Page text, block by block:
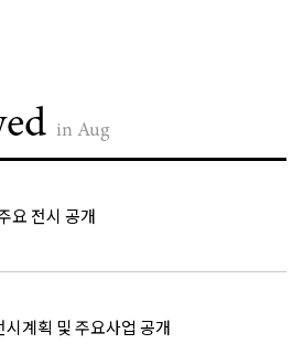
in Aug
요 전시 공개
계획 및 주요사업 공개